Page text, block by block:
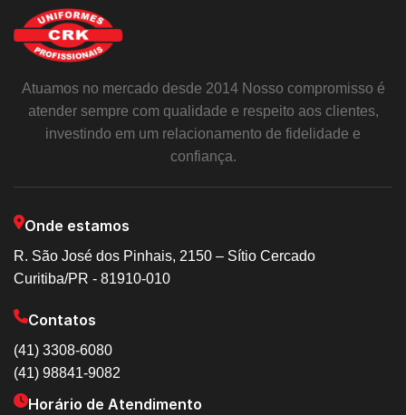
Atuamos no mercado desde 2014 Nosso compromisso é
atender sempre com qualidade e respeito aos clientes,
investindo em um relacionamento de fidelidade e
confiança.
Onde estamos
R. São José dos Pinhais, 2150 – Sítio Cercado
Curitiba/PR - 81910-010
Contatos
(41) 3308-6080
(41) 98841-9082
Horário de Atendimento